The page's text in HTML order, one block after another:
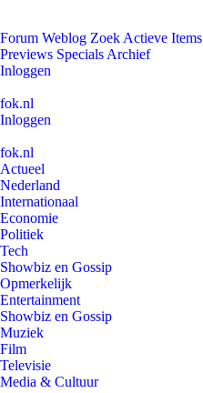
Forum Weblog Zoek Actieve Items
Previews Specials Archief
Inloggen
fok.nl
Inloggen
fok.nl
Actueel
Nederland
Internationaal
Economie
Politiek
Tech
Showbiz en Gossip
Opmerkelijk
Entertainment
Showbiz en Gossip
Muziek
Film
Televisie
Media & Cultuur